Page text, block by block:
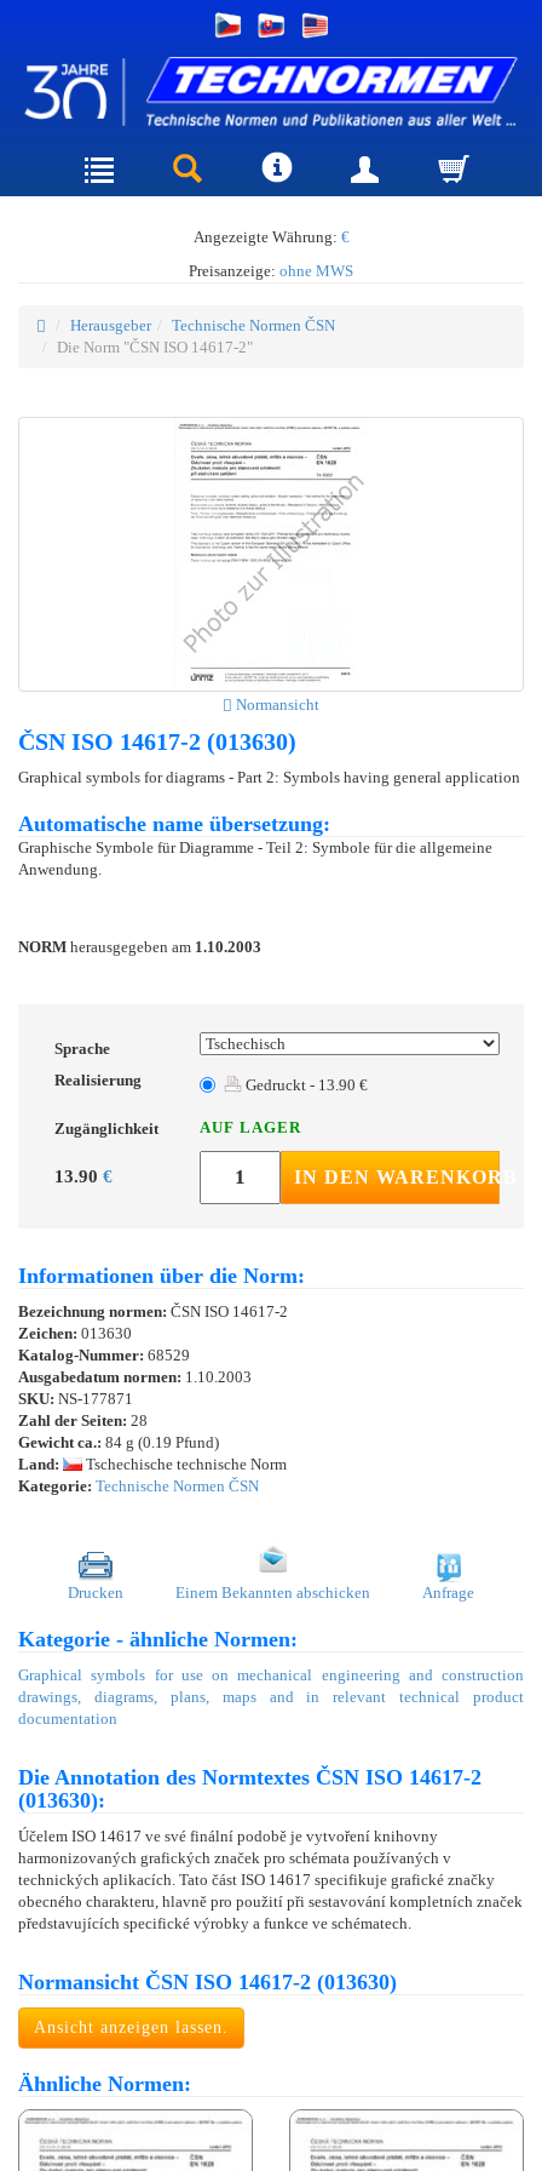
Angezeigte Währung: €
Preisanzeige: ohne MWS
Herausgeber
Technische Normen ČSN
Die Norm "ČSN ISO 14617-2"
Normansicht
ČSN ISO 14617-2 (013630)
Graphical symbols for diagrams - Part 2: Symbols having general application
Automatische name übersetzung:
Graphische Symbole für Diagramme - Teil 2: Symbole für die allgemeine
Anwendung.
NORM herausgegeben am 1.10.2003
Sprache
Realisierung
Gedruckt - 13.90 €
Zugänglichkeit AUF LAGER
13.90 € IN DEN WARENKORB
Informationen über die Norm:
Bezeichnung normen: ČSN ISO 14617-2
Zeichen: 013630
Katalog-Nummer: 68529
Ausgabedatum normen: 1.10.2003
SKU: NS-177871
Zahl der Seiten: 28
Gewicht ca.: 84 g (0.19 Pfund)
Land:
Tschechische technische Norm
Kategorie: Technische Normen ČSN
Drucken Einem Bekannten abschicken Anfrage
Kategorie - ähnliche Normen:
Graphical symbols for use on mechanical engineering and construction
drawings, diagrams, plans, maps and in relevant technical product
documentation
Die Annotation des Normtextes ČSN ISO 14617-2
(013630):
Účelem ISO 14617 ve své finální podobě je vytvoření knihovny
harmonizovaných grafických značek pro schémata používaných v
technických aplikacích. Tato část ISO 14617 specifikuje grafické značky
obecného charakteru, hlavně pro použití při sestavování kompletních značek
představujících specifické výrobky a funkce ve schématech.
Normansicht ČSN ISO 14617-2 (013630)
Ansicht anzeigen lassen.
Ähnliche Normen: